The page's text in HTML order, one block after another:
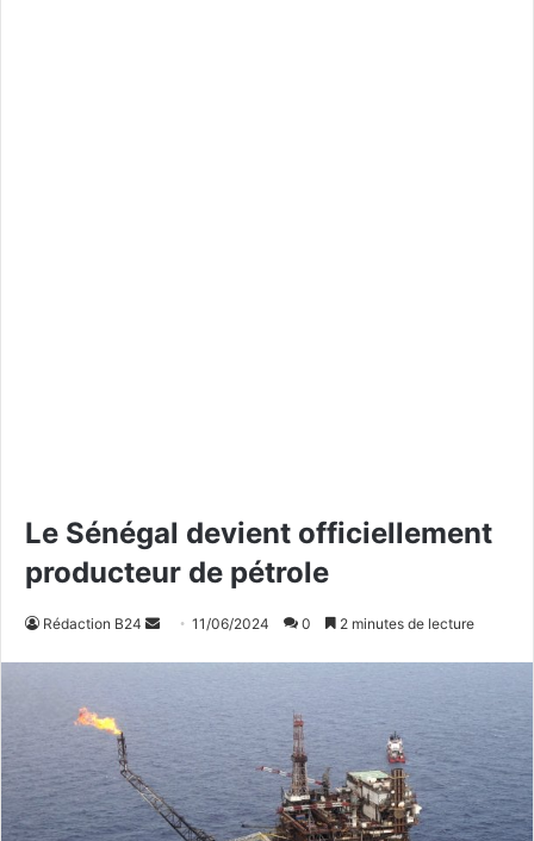
Le Sénégal devient officiellement
producteur de pétrole
Rédaction B24
e
r
u
11/06/2024 0 2 minutes de lecture